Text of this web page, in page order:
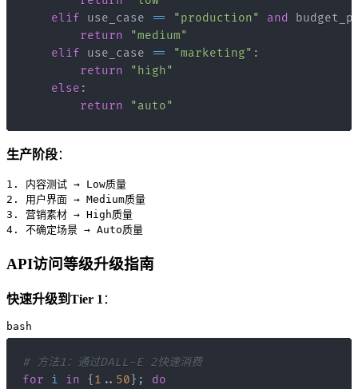
elif use_case == "production" and
return
"medium"
elif use_case == "marketing" :
return
"high"
else :
return
"auto"
生产阶段：
1. 内容测试 → Low质量
2. 用户界面 → Medium质量
3. 营销素材 → High质量
API访问等级升级指南
快速升级到Tier 1 ：
bash
# 方法1：通过DALL-E 2快速消费
for
i in { 1 .. 50 } ;
do